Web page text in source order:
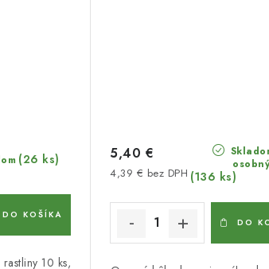
(26 ks)
DO KOŠÍKA
10 ks,
(136 ks)
4,39 € bez DPH
5,40 €
DO